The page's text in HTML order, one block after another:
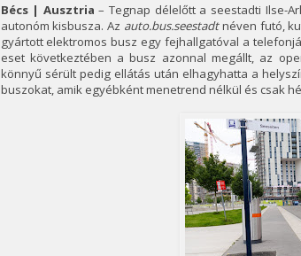
Bécs | Ausztria – Tegnap délelőtt a seestadti Ilse-
autonóm kisbusza. Az auto.bus.seestadtnéven futó,
gyártott elektromos busz egy fejhallgatóval a
eset következtében a busz azonnal megállt, az
könnyű sérült pedig ellátás után elhagyhatta a
buszokat, amik egyébként menetrend nélkül és csak